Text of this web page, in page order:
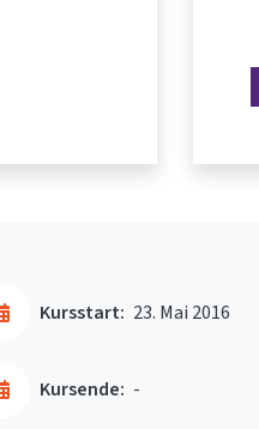
Kursstart: 23. Mai 2016
Kursende: -